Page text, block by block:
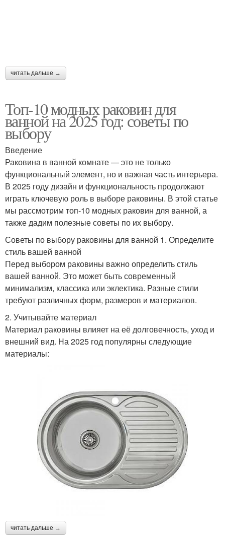
читать дальше →
Топ-10 модных раковин для
ванной на 2025 год: советы по
выбору
Введение
Раковина в ванной комнате — это не только
функциональный элемент, но и важная часть интерьера.
В 2025 году дизайн и функциональность продолжают
играть ключевую роль в выборе раковины. В этой статье
мы рассмотрим топ-10 модных раковин для ванной, а
также дадим полезные советы по их выбору.
Советы по выбору раковины для ванной 1. Определите
стиль вашей ванной
Перед выбором раковины важно определить стиль
вашей ванной. Это может быть современный
минимализм, классика или эклектика. Разные стили
требуют различных форм, размеров и материалов.
2. Учитывайте материал
Материал раковины влияет на её долговечность, уход и
внешний вид. На 2025 год популярны следующие
материалы:
читать дальше →